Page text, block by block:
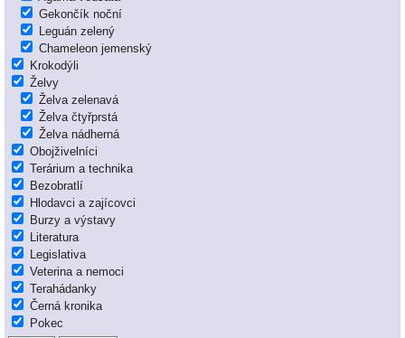
Gekončík noční
Leguán zelený
Chameleon jemenský
Krokodýli
Želvy
Želva zelenavá
Želva čtyřprstá
Želva nádherná
Obojživelníci
Terárium a technika
Bezobratlí
Hlodavci a zajícovci
Burzy a výstavy
Literatura
Legislativa
Veterina a nemoci
Terahádanky
Černá kronika
Pokec